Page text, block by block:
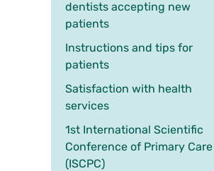
dentists accepting new
patients
Instructions and tips for
patients
Satisfaction with health
services
1st International Scientific
Conference of Primary Care
(ISCPC)